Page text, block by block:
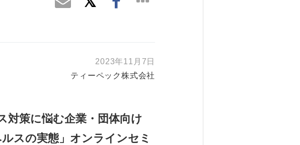
2023年11月7日
ティーペック株式会社
対策に悩む企業・団体向け
スの実態」オンラインセミ